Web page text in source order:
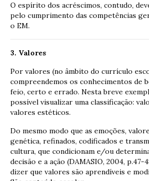
O espírito dos acréscimos, contudo,
pelo cumprimento das competências
o EM.
3. Valores
Por valores (no âmbito do currículo
compreendemos os conhecimentos de
feio, certo e errado. Nesta breve
possível visualizar uma classificação:
valores estéticos.
Do mesmo modo que as emoções,
genética, refinados, codificados e
cultura, que condicionam e/ou
decisão e a ação (DAMASIO, 2004, p.47-
dizer que valores são aprendíveis e